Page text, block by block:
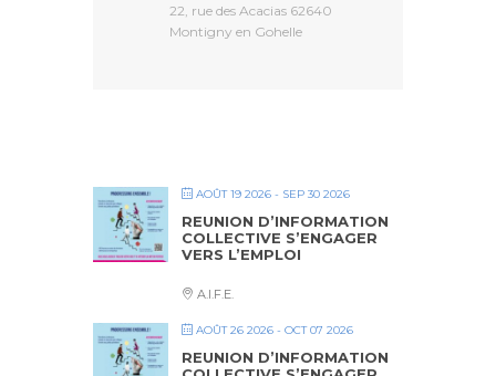
22, rue des Acacias 62640
Montigny en Gohelle
AOÛT 19 2026 - SEP 30 2026
REUNION D’INFORMATION
COLLECTIVE S’ENGAGER
VERS L’EMPLOI
A.I.F.E.
AOÛT 26 2026 - OCT 07 2026
REUNION D’INFORMATION